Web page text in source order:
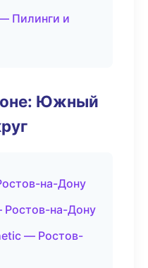
Пилинги и
Южный
на-Дону
Ростов-на-Дону
— Ростов-